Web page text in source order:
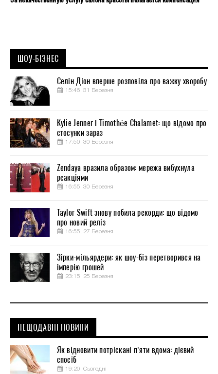
ШОУ-БІЗНЕС
Селін Діон вперше розповіла про важку хворобу
15:46, 31 Березня
Kylie Jenner і Timothée Chalamet: що відомо про
стосунки зараз
17:50, 30 Березня
Zendaya вразила образом: мережа вибухнула
реакціями
16:55, 30 Березня
Taylor Swift знову побила рекорди: що відомо
про новий реліз
16:55, 27 Березня
Зірки-мільярдери: як шоу-біз перетворився на
імперію грошей
23:15, 25 Березня
НЕЩОДАВНІ НОВИНИ
Як відновити потріскані п’яти вдома: дієвий
спосіб
19:20, Сьогодні